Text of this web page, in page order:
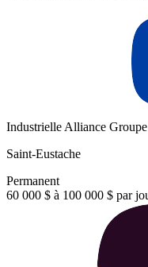
Industrielle Alliance
Saint-Eustache
Permanent
60 000 $ à 100 000 $ par